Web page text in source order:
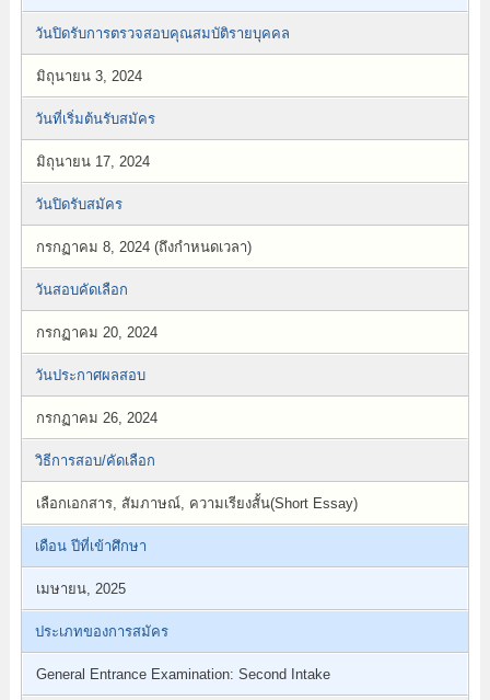
วันปิดรับการตรวจสอบคุณสมบัติรายบุคคล
มิถุนายน 3, 2024
วันที่เริ่มต้นรับสมัคร
มิถุนายน 17, 2024
วันปิดรับสมัคร
กรกฏาคม 8, 2024 (ถึงกำหนดเวลา)
วันสอบคัดเลือก
กรกฏาคม 20, 2024
วันประกาศผลสอบ
กรกฏาคม 26, 2024
วิธีการสอบ/คัดเลือก
เลือกเอกสาร, สัมภาษณ์, ความเรียงสั้น(Short Essay)
เดือน ปีที่เข้าศึกษา
เมษายน, 2025
ประเภทของการสมัคร
General Entrance Examination: Second Intake